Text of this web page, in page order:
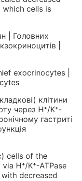
cells is
| Головних
|
exocrinocytes |
клітини
через H⁺/K⁺-
гастриті
cells of the
H⁺/K⁺-ATPase
decreased